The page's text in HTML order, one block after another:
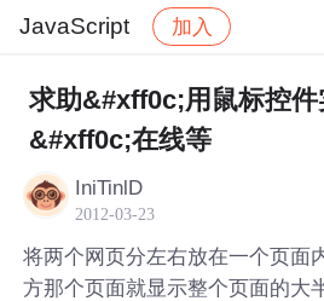
JavaScript 加入
社区 JavaScript 帖子详情
求助&#xff0c;用鼠标控
&#xff0c;在线等
IniTinlD
2012-03-23
将两个网页分左右放在一个页面
方那个页面就显示整个页面的大